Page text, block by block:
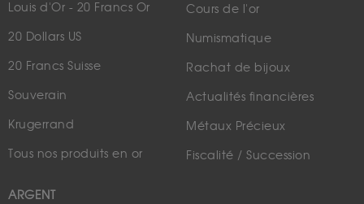
Louis d'Or - 20 Francs Or
20 Dollars US
20 Francs Suisse
Souverain
Krugerrand
Tous nos produits en or
ARGENT
Cours de l'or
Numismatique
Rachat de bijoux
Actualités financières
Métaux Précieux
Fiscalité / Succession